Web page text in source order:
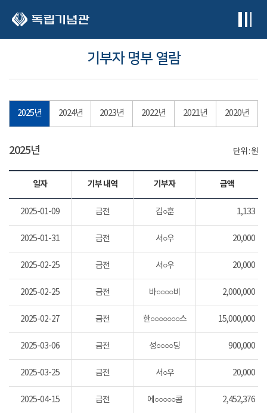
기부자 명부 열람
2025년 2024년 2023년 2022년 2021년 2020년
2025년 단위 : 원
일자 기부 내역 기부자 금액
2025-01-09 금전 김○훈 1,133
2025-01-31 금전 서○우 20,000
2025-02-25 금전 서○우 20,000
2025-02-25 금전 바○○○○비 2,000,000
2025-02-27 금전 한○○○○○○○스 15,000,000
2025-03-06 금전 성○○○○딩 900,000
2025-03-25 금전 서○우 20,000
2025-04-15 금전 에○○○○○콤 2,452,376